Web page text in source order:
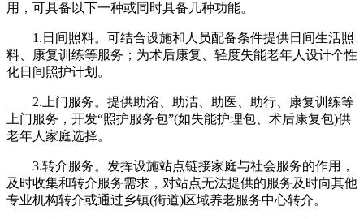
用，可具备以下一种或同时具备几种功能。
1.日间照料。可结合设施和人员配备条件提供日间生活照
料、康复训练等服务；为术后康复、轻度失能老年人设计个性
化日间照护计划。
2.上门服务。提供助浴、助洁、助医、助行、康复训练等
上门服务，开发“照护服务包”(如失能护理包、术后康复包)供
老年人家庭选择。
3.转介服务。发挥设施站点链接家庭与社会服务的作用，
及时收集和转介服务需求，对站点无法提供的服务及时向其他
专业机构转介或通过乡镇(街道)区域养老服务中心转介。